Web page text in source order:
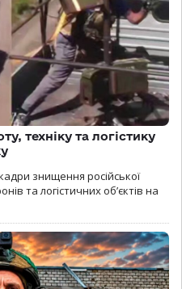
техніку та логістику
знищення російської
та логістичних об’єктів на